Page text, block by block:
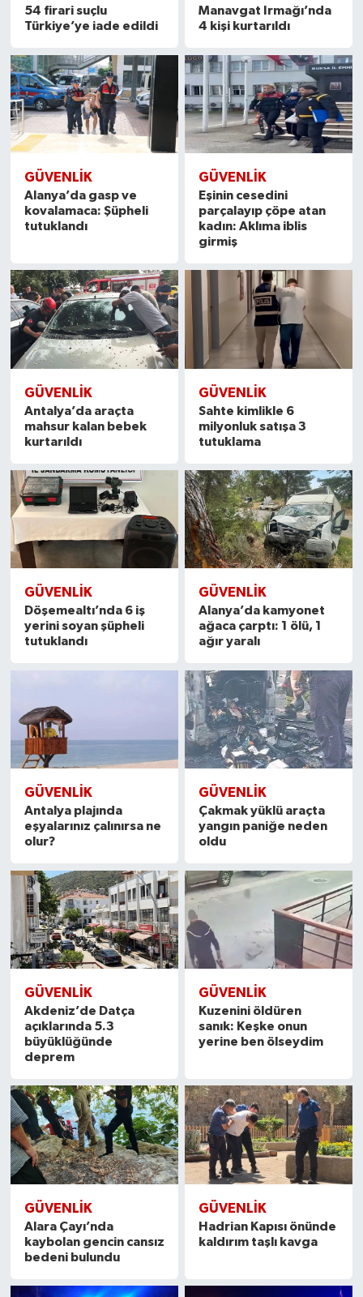
54 firari suçlu
Türkiye’ye iade edildi
Manavgat Irmağı’nda
4 kişi kurtarıldı
GÜVENLIK
Alanya’da gasp ve
kovalamaca: Şüpheli
tutuklandı
GÜVENLIK
Eşinin cesedini
parçalayıp çöpe atan
kadın: Aklıma iblis
girmiş
GÜVENLIK
Antalya’da araçta
mahsur kalan bebek
kurtarıldı
GÜVENLIK
Sahte kimlikle 6
milyonluk satışa 3
tutuklama
GÜVENLIK
Döşemealtı’nda 6 iş
yerini soyan şüpheli
tutuklandı
GÜVENLIK
Alanya’da kamyonet
ağaca çarptı: 1 ölü, 1
ağır yaralı
GÜVENLIK
Antalya plajında
eşyalarınız çalınırsa ne
olur?
GÜVENLIK
Çakmak yüklü araçta
yangın paniğe neden
oldu
GÜVENLIK
Akdeniz’de Datça
açıklarında 5.3
büyüklüğünde
deprem
GÜVENLIK
Kuzenini öldüren
sanık: Keşke onun
yerine ben ölseydim
GÜVENLIK
Alara Çayı’nda
kaybolan gencin cansız
bedeni bulundu
GÜVENLIK
Hadrian Kapısı önünde
kaldırım taşlı kavga